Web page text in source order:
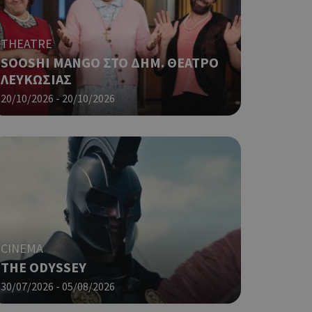
THEATRE
SOOSHI MANGO ΣΤΟ ΔΗΜ. ΘΕΑΤΡΟ
ΛΕΥΚΩΣΙΑΣ
20/10/2026 - 20/10/2026
CINEMA
THE ODYSSEY
30/07/2026 - 05/08/2026
Google
δηλαδή να
στον χρήστη
όπως είναι το
δηλαδή να
στον χρήστη
είναι το
push down
την
που
για ένα